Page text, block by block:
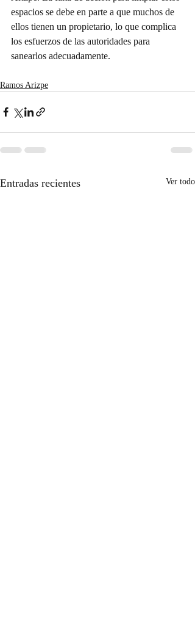
espacios se debe en parte a que muchos de
ellos tienen un propietario, lo que complica
los esfuerzos de las autoridades para
sanearlos adecuadamente.
Ramos Arizpe
Entradas recientes Ver todo